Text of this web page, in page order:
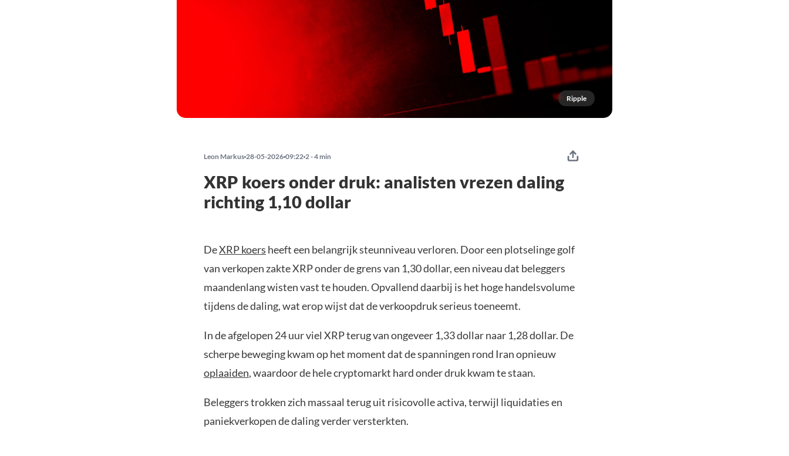
Ripple
Leon Markus 28-05-2026 09:22 2 - 4 min
XRP koers onder druk: analisten vrezen daling
richting 1,10 dollar
DeXRP koers heeft een belangrijk steunniveau verloren. Door een plotselinge golf
van verkopen zakte XRP onder de grens van 1,30 dollar, een niveau dat beleggers
maandenlang wisten vast te houden. Opvallend daarbij is het hoge handelsvolume
tijdens de daling, wat erop wijst dat de verkoopdruk serieus toeneemt.
In de afgelopen 24 uur viel XRP terug van ongeveer 1,33 dollar naar 1,28 dollar. De
scherpe beweging kwam op het moment dat de spanningen rond Iran opnieuw
oplaaiden, waardoor de hele cryptomarkt hard onder druk kwam te staan.
Beleggers trokken zich massaal terug uit risicovolle activa, terwijl liquidaties en
paniekverkopen de daling verder versterkten.